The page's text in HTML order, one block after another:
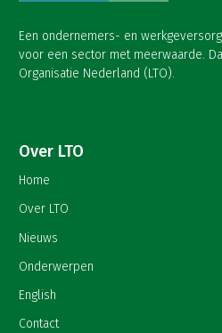
Een ondernemers- en
voor een sector met meerwaarde.
Organisatie Nederland (LTO).
Over LTO
Home
Over LTO
Nieuws
Onderwerpen
English
Contact